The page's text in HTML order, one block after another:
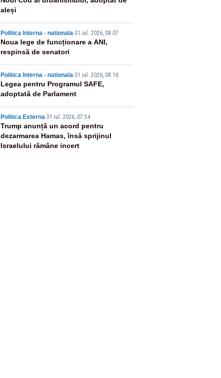
aleși
Politica Interna - nationala-31 iul. 2026, 08:07
Noua lege de funcționare a ANI,
respinsă de senatori
Politica Interna - nationala-31 iul. 2026, 08:16
Legea pentru Programul SAFE,
adoptată de Parlament
Politica Externa-31 iul. 2026, 07:54
Trump anunță un acord pentru
dezarmarea Hamas, însă sprijinul
Israelului rămâne incert